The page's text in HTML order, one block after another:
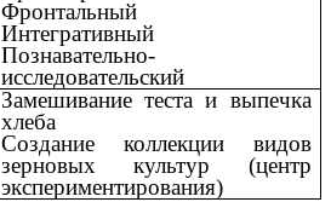
Фронтальный
Интегративный
Познавательно-
исследовательский
Замешивание теста и выпечка
хлеба
Создание коллекции видов
зерновых культур (центр
экспериментирования)